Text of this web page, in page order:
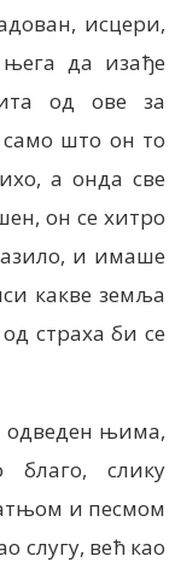
исцери,
да изађе
од ове за
што он то
а онда све
он се хитро
и имаше
какве земља
страха би се
одведен њима,
благо, слику
и песмом
слугу, већ као